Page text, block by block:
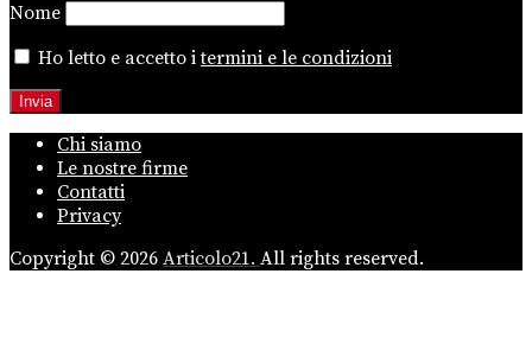
Nome
Ho letto e accetto itermini e le condizioni
Chi siamo
Le nostre firme
Contatti
Privacy
Copyright © 2026 Articolo21. All rights reserved.